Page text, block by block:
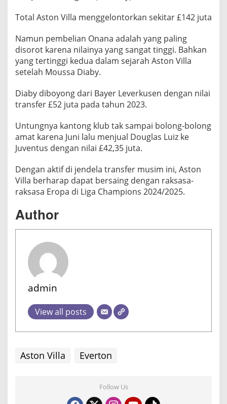
Total Aston Villa menggelontorkan sekitar £142 juta
Namun pembelian Onana adalah yang paling
disorot karena nilainya yang sangat tinggi. Bahkan
yang tertinggi kedua dalam sejarah Aston Villa
setelah Moussa Diaby.
Diaby diboyong dari Bayer Leverkusen dengan nilai
transfer £52 juta pada tahun 2023.
Untungnya kantong klub tak sampai bolong-bolong
amat karena Juni lalu menjual Douglas Luiz ke
Juventus dengan nilai £42,35 juta.
Dengan aktif di jendela transfer musim ini, Aston
Villa berharap dapat bersaing dengan raksasa-
raksasa Eropa di Liga Champions 2024/2025.
Author
admin
View all posts
Aston Villa Everton
Follow Us